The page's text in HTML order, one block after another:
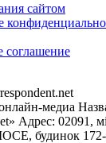
сайтом
соглашение
медиа
Адрес: 02091,
будинок 172-